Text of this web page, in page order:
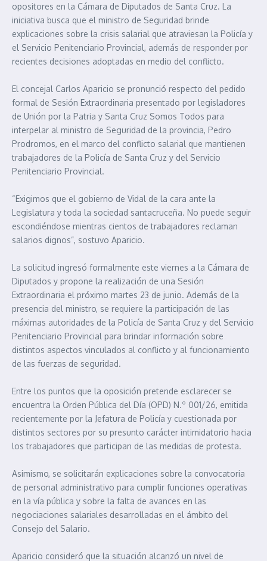
opositores en la Cámara de Diputados de Santa Cruz. La
iniciativa busca que el ministro de Seguridad brinde
explicaciones sobre la crisis salarial que atraviesan la Policía y
el Servicio Penitenciario Provincial, además de responder por
recientes decisiones adoptadas en medio del conflicto.
El concejal Carlos Aparicio se pronunció respecto del pedido
formal de Sesión Extraordinaria presentado por legisladores
de Unión por la Patria y Santa Cruz Somos Todos para
interpelar al ministro de Seguridad de la provincia, Pedro
Prodromos, en el marco del conflicto salarial que mantienen
trabajadores de la Policía de Santa Cruz y del Servicio
Penitenciario Provincial.
“Exigimos que el gobierno de Vidal de la cara ante la
Legislatura y toda la sociedad santacruceña. No puede seguir
escondiéndose mientras cientos de trabajadores reclaman
salarios dignos”, sostuvo Aparicio.
La solicitud ingresó formalmente este viernes a la Cámara de
Diputados y propone la realización de una Sesión
Extraordinaria el próximo martes 23 de junio. Además de la
presencia del ministro, se requiere la participación de las
máximas autoridades de la Policía de Santa Cruz y del Servicio
Penitenciario Provincial para brindar información sobre
distintos aspectos vinculados al conflicto y al funcionamiento
de las fuerzas de seguridad.
Entre los puntos que la oposición pretende esclarecer se
encuentra la Orden Pública del Día (OPD) N.º 001/26, emitida
recientemente por la Jefatura de Policía y cuestionada por
distintos sectores por su presunto carácter intimidatorio hacia
los trabajadores que participan de las medidas de protesta.
Asimismo, se solicitarán explicaciones sobre la convocatoria
de personal administrativo para cumplir funciones operativas
en la vía pública y sobre la falta de avances en las
negociaciones salariales desarrolladas en el ámbito del
Consejo del Salario.
Aparicio consideró que la situación alcanzó un nivel de